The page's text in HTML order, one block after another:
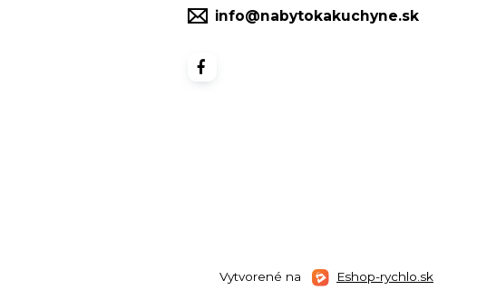
info@nabytokakuchyne.sk
Vytvorené na Eshop-rychlo.sk